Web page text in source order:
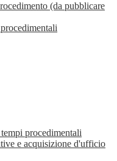
(da pubblicare
procedimentali
e acquisizione d'ufficio